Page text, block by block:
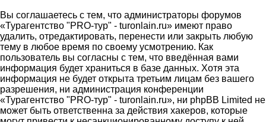
Вы соглашаетесь с тем, что администраторы форумов
«Турагентство "PRO-тур" - turonlain.ru» имеют право
удалить, отредактировать, перенести или закрыть любую
тему в любое время по своему усмотрению. Как
пользователь вы согласны с тем, что введённая вами
информация будет храниться в базе данных. Хотя эта
информация не будет открыта третьим лицам без вашего
разрешения, ни администрация конференции
«Турагентство "PRO-тур" - turonlain.ru», ни phpBB Limited не
может быть ответственна за действия хакеров, которые